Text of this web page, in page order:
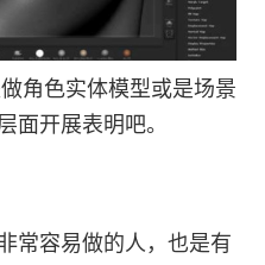
角色实体模型或是场景
面开展表明吧。
常容易做的人，也是有